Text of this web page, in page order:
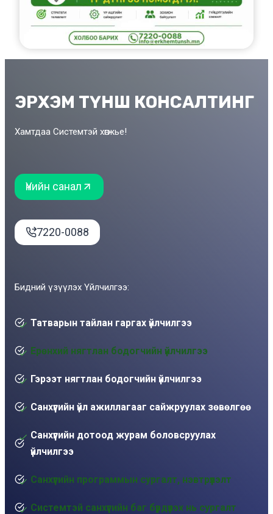
ЭРХЭМ ТҮНШ КОНСАЛТИНГ
Хамтдаа Системтэй хөгжье!
Үнийн санал
7220-0088
Бидний үзүүлэх Үйлчилгээ:
Татварын тайлан гаргах үйлчилгээ
Ерөнхий нягтлан бодогчийн үйлчилгээ
Гэрээт нягтлан бодогчийн үйлчилгээ
Санхүүгийн үйл ажиллагааг сайжруулах зөвөлгөө
Санхүүгийн дотоод журам боловсруулах
үйлчилгээ
Санхүүгийн программын сургалт, нэвтрүүлэлт
Системтэй санхүүгийн баг бүрдүүлэх нь сургалт